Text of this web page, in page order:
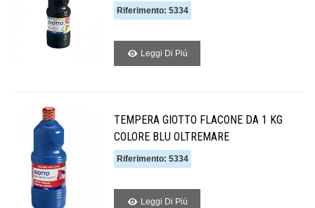
Riferimento: 5334
Leggi Di Piú
TEMPERA GIOTTO FLACONE DA 1 KG
COLORE BLU OLTREMARE
Riferimento: 5334
Leggi Di Piú